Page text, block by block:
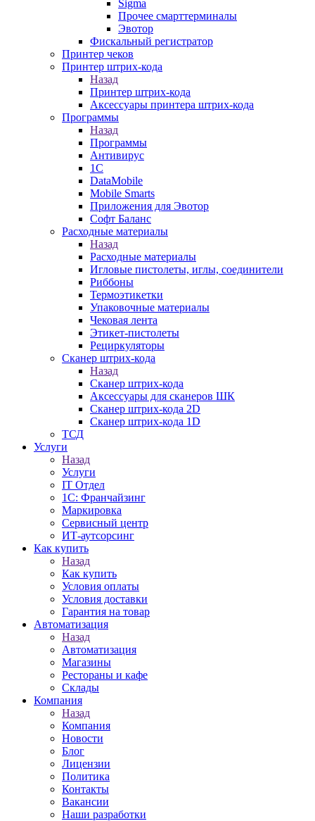
Sigma
Прочее смарттерминалы
Эвотор
Фискальный регистратор
Принтер чеков
Принтер штрих-кода
Назад
Принтер штрих-кода
Аксессуары принтера штрих-кода
Программы
Назад
Программы
Антивирус
1С
DataMobile
Mobile Smarts
Приложения для Эвотор
Софт Баланс
Расходные материалы
Назад
Расходные материалы
Игловые пистолеты, иглы, соединители
Риббоны
Термоэтикетки
Упаковочные материалы
Чековая лента
Этикет-пистолеты
Рециркуляторы
Сканер штрих-кода
Назад
Сканер штрих-кода
Аксессуары для сканеров ШК
Сканер штрих-кода 2D
Сканер штрих-кода 1D
ТСД
Услуги
Назад
Услуги
IT Отдел
1С: Франчайзинг
Маркировка
Сервисный центр
ИТ-аутсорсинг
Как купить
Назад
Как купить
Условия оплаты
Условия доставки
Гарантия на товар
Автоматизация
Назад
Автоматизация
Магазины
Рестораны и кафе
Склады
Компания
Назад
Компания
Новости
Блог
Лицензии
Политика
Контакты
Вакансии
Наши разработки